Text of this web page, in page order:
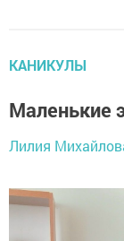
КАНИКУЛЫ
Маленькие
Лилия